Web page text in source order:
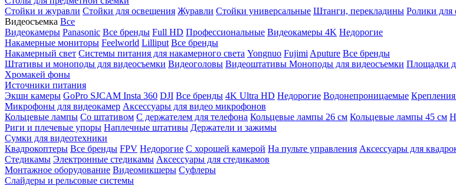
Стойки и журавли Стойки для освещения Журавли Стойки универсальные Штанги, перекладины Ролики для
Видеосъемка Все
Видеокамеры Panasonic Все бренды Full HD Профессиональные Видеокамеры 4K Недорогие
Накамерные мониторы Feelworld Lilliput Все бренды
Накамерный свет Системы питания для накамерного света Yongnuo Fujimi Aputure Все бренды
Штативы и моноподы для видеосъемки Видеоголовы Видеоштативы Моноподы для видеосъемки Площадки
Хромакей фоны
Источники питания
Экшн камеры GoPro SJCAM Insta 360 DJI Все бренды 4K Ultra HD Недорогие Водонепроницаемые
Микрофоны для видеокамер Аксессуары для видео микрофонов
Кольцевые лампы Со штативом C держателем для телефона Кольцевые лампы 26 см Кольцевые лампы 45 см
Риги и плечевые упоры Наплечные штативы Держатели и зажимы
Сумки для видеотехники
Квадрокоптеры Все бренды FPV Недорогие С хорошей камерой На пульте управления Аксессуары для
Стедикамы Электронные стедикамы Аксессуары для стедикамов
Монтажное оборудование Видеомикшеры Суфлеры
Слайдеры и рельсовые системы